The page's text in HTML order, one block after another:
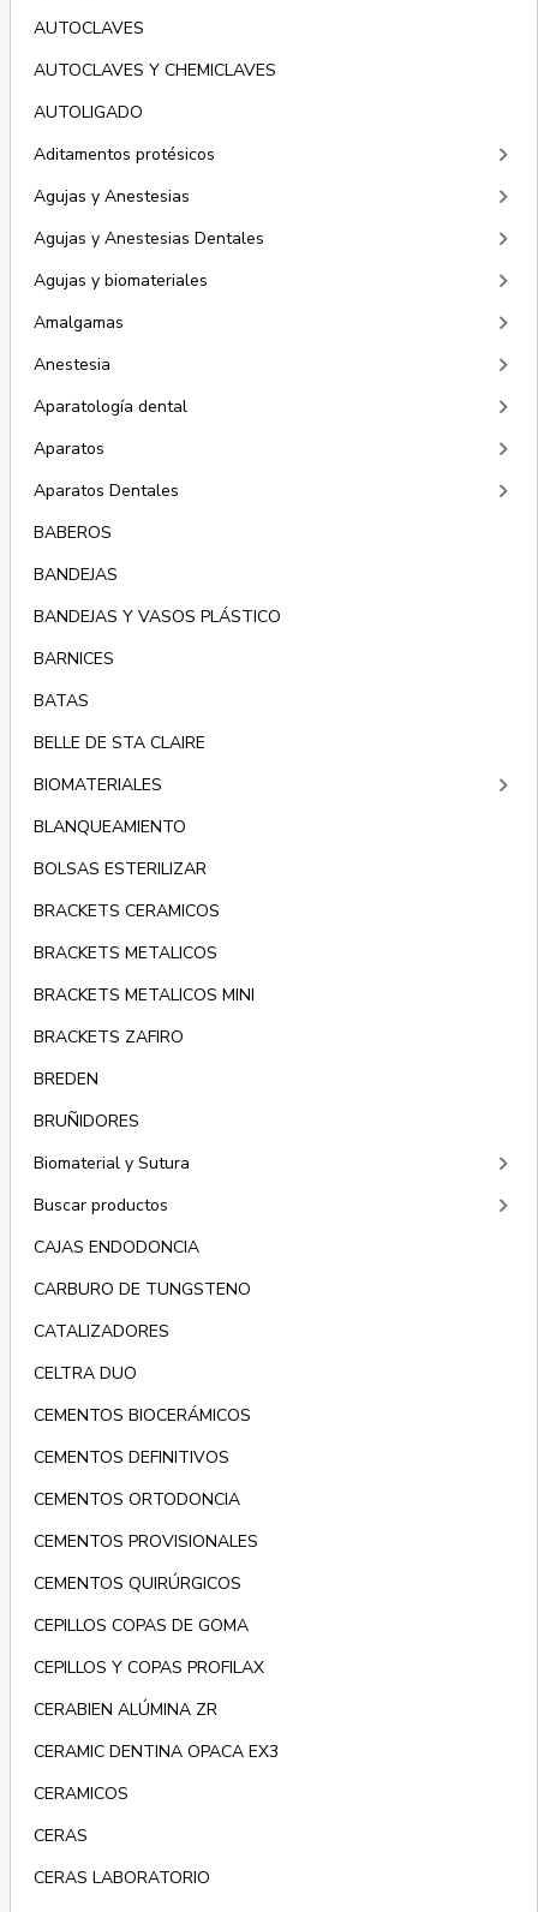
AUTOCLAVES
AUTOCLAVES Y CHEMICLAVES
AUTOLIGADO
Aditamentos protésicos
keyboard_arrow_right
Agujas y Anestesias keyboard_arrow_right
Agujas y Anestesias Dentales keyboard_arrow_right
Agujas y biomateriales keyboard_arrow_right
Amalgamas keyboard_arrow_right
Anestesia keyboard_arrow_right
Aparatología dental keyboard_arrow_right
Aparatos keyboard_arrow_right
Aparatos Dentales keyboard_arrow_right
BABEROS
BANDEJAS
BANDEJAS Y VASOS PLÁSTICO
BARNICES
BATAS
BELLE DE STA CLAIRE
BIOMATERIALES
keyboard_arrow_right
BLANQUEAMIENTO
BOLSAS ESTERILIZAR
BRACKETS CERAMICOS
BRACKETS METALICOS
BRACKETS METALICOS MINI
BRACKETS ZAFIRO
BREDEN
BRUÑIDORES
Biomaterial y Sutura
keyboard_arrow_right
Buscar productos keyboard_arrow_right
CAJAS ENDODONCIA
CARBURO DE TUNGSTENO
CATALIZADORES
CELTRA DUO
CEMENTOS BIOCERÁMICOS
CEMENTOS DEFINITIVOS
CEMENTOS ORTODONCIA
CEMENTOS PROVISIONALES
CEMENTOS QUIRÚRGICOS
CEPILLOS COPAS DE GOMA
CEPILLOS Y COPAS PROFILAX
CERABIEN ALÚMINA ZR
CERAMIC DENTINA OPACA EX3
CERAMICOS
CERAS
CERAS LABORATORIO